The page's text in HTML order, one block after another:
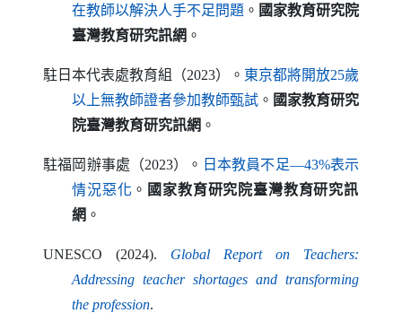
在教師以解決人手不足問題（另開新視窗）
。 國家教育研究院
臺灣教育研究訊網 。
駐日本代表處教育組（2023）。 東京都將開放25歲
以上無教師證者參加教師甄試（另開新視窗）
。 國家教育研究
院臺灣教育研究訊網 。
駐福岡辦事處（2023）。 日本教員不足—43%表示
情況惡化（另開新視窗）
。 國家教育研究院臺灣教育研究訊
網 。
UNESCO (2024). Global Report on Teachers:
Addressing teacher shortages and transforming
the profession（另開新視窗）
.